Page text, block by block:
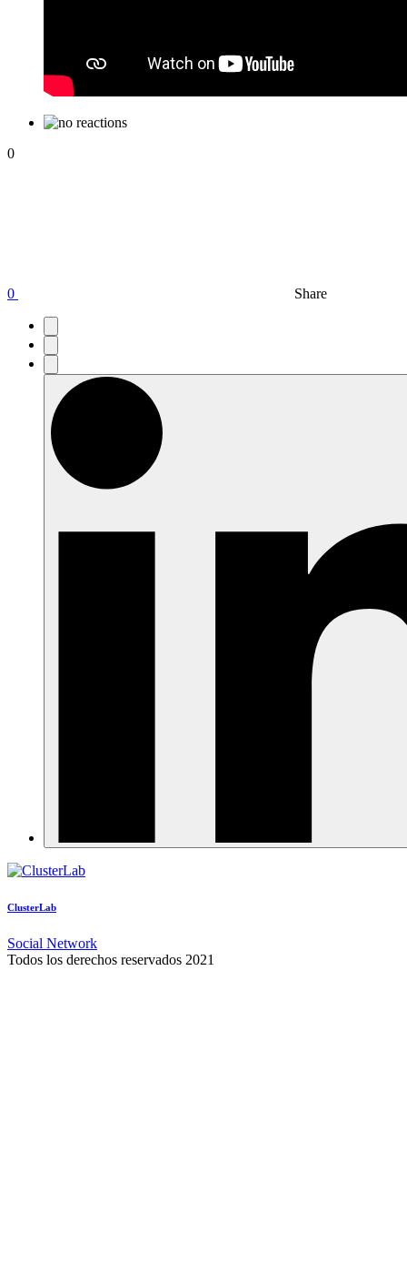
0
0 Share
ClusterLab
Social Network
Todos los derechos reservados 2021